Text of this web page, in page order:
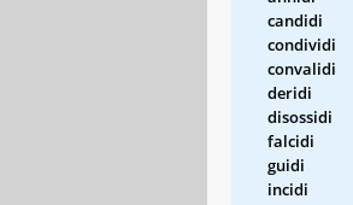
candidi
condividi
convalidi
deridi
disossidi
falcidi
guidi
incidi